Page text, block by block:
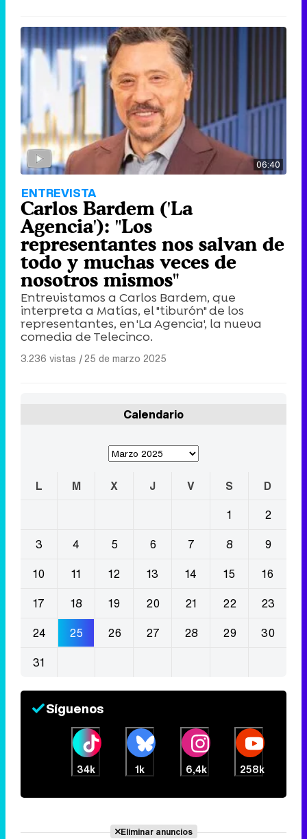
06:40
ENTREVISTA
Carlos Bardem ('La
Agencia'): "Los
representantes nos salvan de
todo y muchas veces de
nosotros mismos"
Entrevistamos a Carlos Bardem, que
interpreta a Matías, el "tiburón" de los
representantes, en 'La Agencia', la nueva
comedia de Telecinco.
3.236 vistas |25 de marzo 2025
Calendario
L M X J V S
D
1
2
3
4 5 6 7 8
9
10
11 12 13 14 15
16
17
18 19 20 21 22
23
24
25 26 27 28 29
30
31
Síguenos
34k 1k 6,4k 258k
Eliminar anuncios